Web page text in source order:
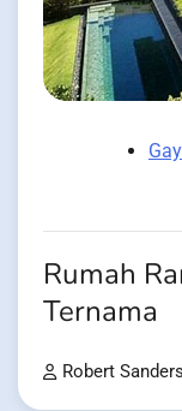
Rumah
Ternama
Robert Sanders